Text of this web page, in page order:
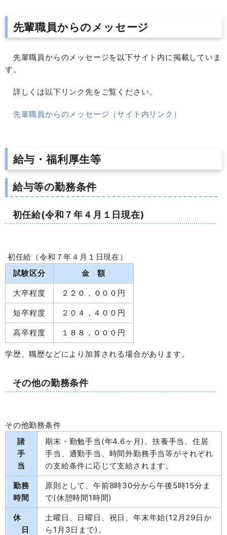
先輩職員からのメッセージ
先輩職員からのメッセージを以下サイト内に掲載していま
す。
詳しくは以下リンク先をご覧ください。
先輩職員からのメッセージ（サイト内リンク）
給与・福利厚生等
給与等の勤務条件
初任給(令和７年４月１日現在)
初任給（令和７年４月１日現在）
試験区分
金 額
大卒程度 ２２０，０００円
短卒程度 ２０４，４００円
高卒程度 １８８，０００円
学歴、職歴などにより加算される場合があります。
その他の勤務条件
その他勤務条件
諸
手
当
期末・勤勉手当(年4.6ヶ月)、扶養手当、住居
手当、通勤手当、時間外勤務手当等がそれぞれ
の支給条件に応じて支給されます。
勤務
時間
原則として、午前8時30分から午後5時15分ま
で(休憩時間1時間)
休
日
土曜日、日曜日、祝日、年末年始(12月29日か
ら1月3日まで)。